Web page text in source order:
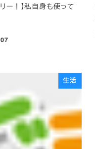
ー！】私自身も使って
生活